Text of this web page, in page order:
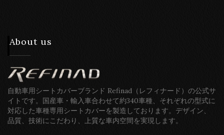
About us
自動車用シートカバーブランド Refinad（レフィナード）の公式サ
イトです。国産車・輸入車合わせて約340車種、それぞれの型式に
対応した車種専用シートカバーを製造しております。デザイン、
品質、技術にこだわり、上質な車内空間を実現します。